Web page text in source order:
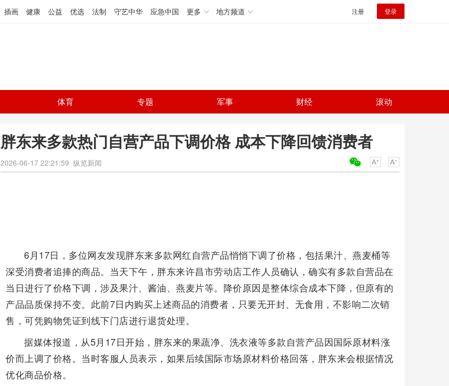
插画 健康 公益 优选 法制 守艺中华 应急中国 更多 地方频道 注册 登录
体育 专题 军事 财经 滚动
胖东来多款热门自营产品下调价格 成本下降回馈消费者
2026-06-17 22:21:59 纵览新闻
6月17日，多位网友发现胖东来多款网红自营产品悄悄下调了价格，包括果汁、燕麦桶等
深受消费者追捧的商品。当天下午，胖东来许昌市劳动店工作人员确认，确实有多款自营品在
当日进行了价格下调，涉及果汁、酱油、燕麦片等。降价原因是整体综合成本下降，但原有的
产品品质保持不变。此前7日内购买上述商品的消费者，只要无开封、无食用，不影响二次销
售，可凭购物凭证到线下门店进行退货处理。
据媒体报道，从5月17日开始，胖东来的果蔬净、洗衣液等多款自营产品因国际原材料涨
价而上调了价格。当时客服人员表示，如果后续国际市场原材料价格回落，胖东来会根据情况
优化商品价格。